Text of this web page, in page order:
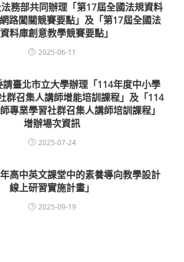
務部共同辦理「第17屆全國法規資料
路闖關競賽要點」及「第17屆全國法
料庫創意教學競賽要點」
2025-06-11
臺北市立大學辦理「114年度中小學
群召集人講師增能培訓課程」及「114
專業學習社群召集人講師培訓課程」
增辦場次資訊
2025-07-24
高中英文課堂中的素養導向教學設計
線上研習實施計畫」
2025-09-19